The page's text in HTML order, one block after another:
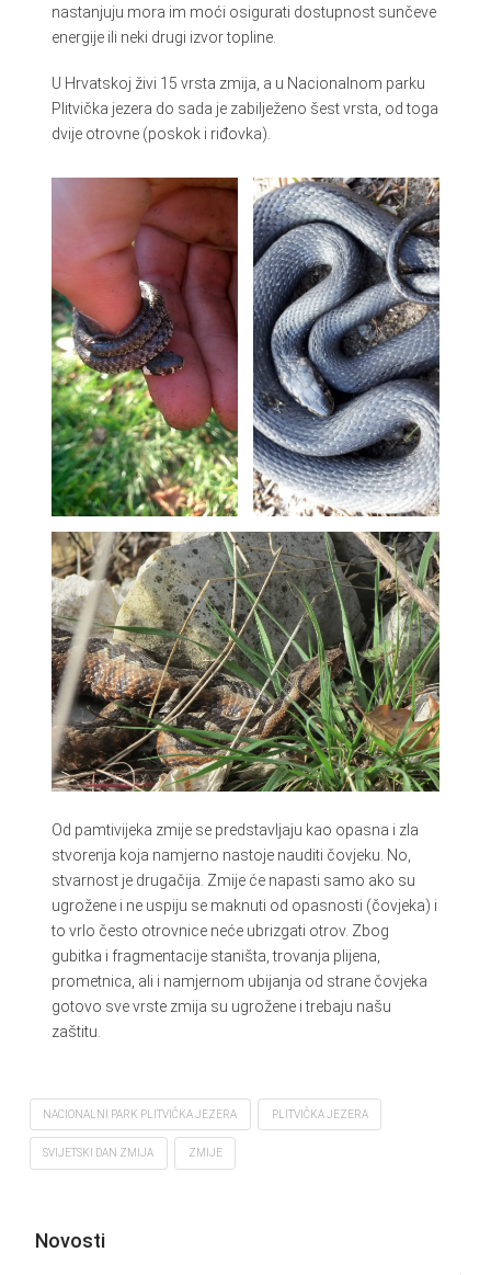
nastanjuju mora im moći osigurati dostupnost sunčeve
energije ili neki drugi izvor topline.
U Hrvatskoj živi 15 vrsta zmija, a u Nacionalnom parku
Plitvička jezera do sada je zabilježeno šest vrsta, od toga
dvije otrovne (poskok i riđovka).
Od pamtivijeka zmije se predstavljaju kao opasna i zla
stvorenja koja namjerno nastoje nauditi čovjeku. No,
stvarnost je drugačija. Zmije će napasti samo ako su
ugrožene i ne uspiju se maknuti od opasnosti (čovjeka) i
to vrlo često otrovnice neće ubrizgati otrov. Zbog
gubitka i fragmentacije staništa, trovanja plijena,
prometnica, ali i namjernom ubijanja od strane čovjeka
gotovo sve vrste zmija su ugrožene i trebaju našu
zaštitu.
NACIONALNI PARK PLITVIČKA JEZERA PLITVIČKA JEZERA
SVIJETSKI DAN ZMIJA ZMIJE
Novosti